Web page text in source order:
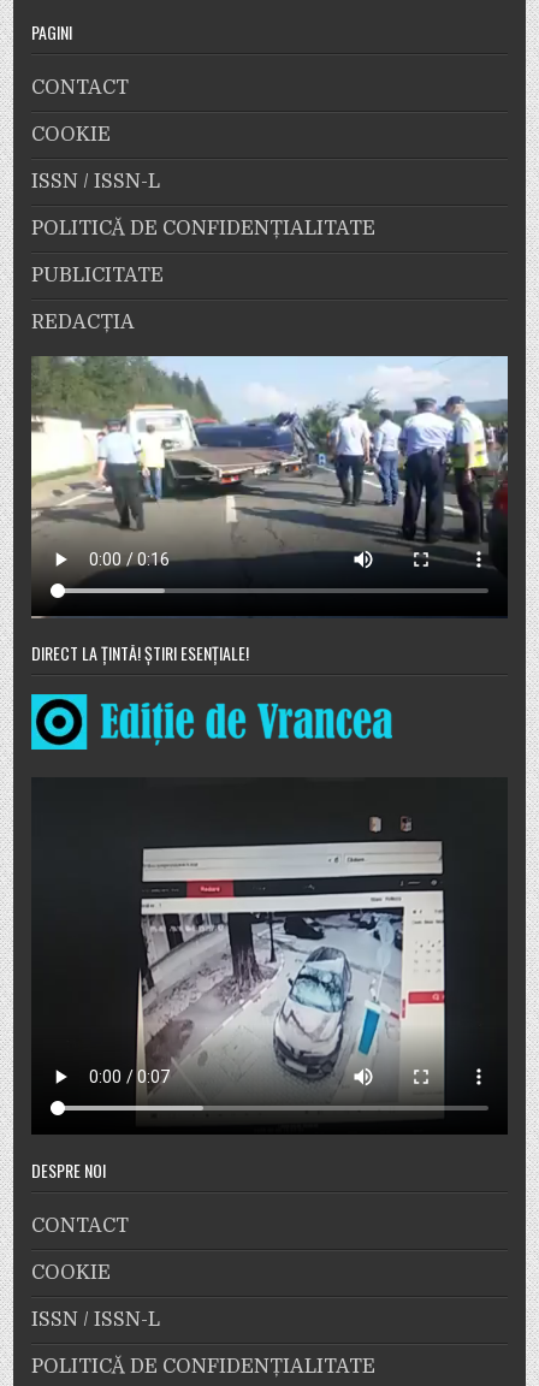
PAGINI
CONTACT
COOKIE
ISSN / ISSN-L
POLITICĂ DE CONFIDENȚIALITATE
PUBLICITATE
REDACȚIA
DIRECT LA ȚINTĂ! ȘTIRI ESENȚIALE!
DESPRE NOI
CONTACT
COOKIE
ISSN / ISSN-L
POLITICĂ DE CONFIDENȚIALITATE